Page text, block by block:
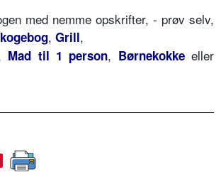
med nemme opskrifter, - prøv selv,
, Grill,
Mad til 1 person, Børnekokkeeller